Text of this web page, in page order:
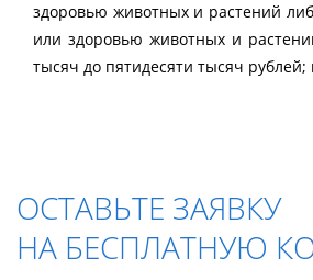
здоровью животных и растений
или здоровью животных и
тысяч до пятидесяти тысяч
ОСТАВЬТЕ ЗАЯВКУ
НА БЕСПЛАТНУЮ